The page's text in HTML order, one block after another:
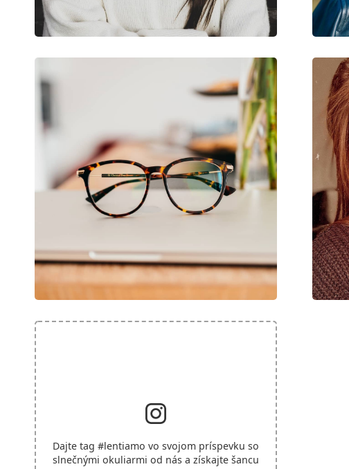
Značka:
Miu Miu
Kód:
0MU 09XV 16K1O1 53
Dajte tag #lentiamo vo svojom príspevku so
slnečnými okuliarmi od nás a získajte šancu